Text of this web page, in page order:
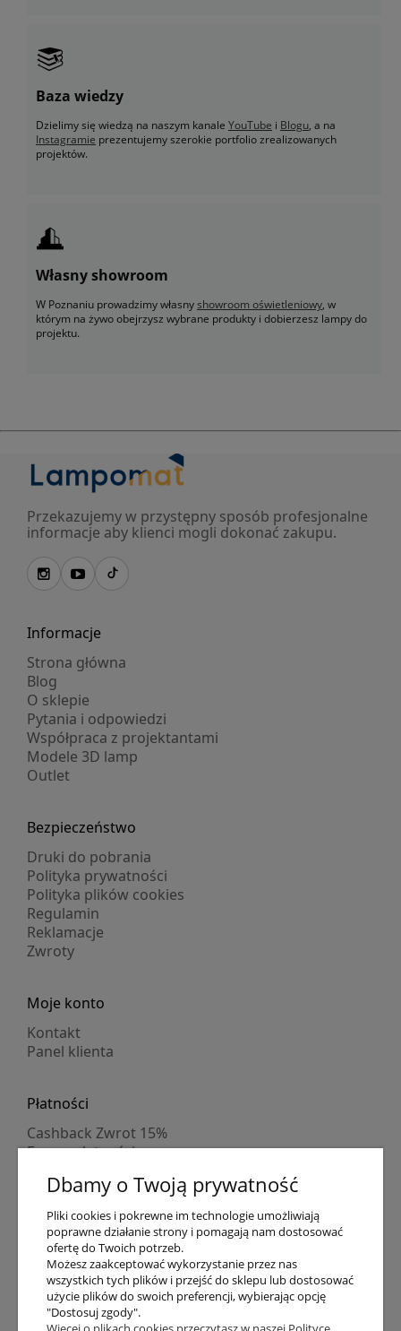
Baza wiedzy
Dzielimy się wiedzą na naszym kanale YouTube i Blogu, a na
Instagramie prezentujemy szerokie portfolio zrealizowanych
projektów.
Własny showroom
W Poznaniu prowadzimy własnyshowroom oświetleniowy, w
którym na żywo obejrzysz wybrane produkty i dobierzesz lampy do
projektu.
Przekazujemy w przystępny sposób profesjonalne
informacje aby klienci mogli dokonać zakupu.
Informacje
Strona główna
Blog
O sklepie
Pytania i odpowiedzi
Współpraca z projektantami
Modele 3D lamp
Outlet
Bezpieczeństwo
Druki do pobrania
Polityka prywatności
Polityka plików cookies
Regulamin
Reklamacje
Zwroty
Moje konto
Kontakt
Panel klienta
Płatności
Cashback Zwrot 15%
Formy płatności
Numer konta
PayPo kupujesz, nie płacisz
Progi rabatowe
Promocje
Dostawa
Dbamy o Twoją prywatność
Pliki cookies i pokrewne im technologie umożliwiają
poprawne działanie strony i pomagają nam dostosować
ofertę do Twoich potrzeb.
Możesz zaakceptować wykorzystanie przez nas
wszystkich tych plików i przejść do sklepu lub dostosować
użycie plików do swoich preferencji, wybierając opcję
"Dostosuj zgody".